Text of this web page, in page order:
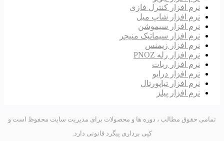
نرم افزار کنترل فازی
نرم افزار شاپ میل
نرم افزار سیموشن
نرم افزار سیماتیک منیجر
نرم افزار زیمنس
نرم افزار رله PNOZ
نرم افزار ربات
نرم افزار درایو
نرم افزار تیاپورتال
نرم افزار پیلز
تمامی حقوق مطالب ، دوره ها و محصولات برای مدیریت سایت محفوظ است و
کپی برداری پیگرد قانونی دارد.